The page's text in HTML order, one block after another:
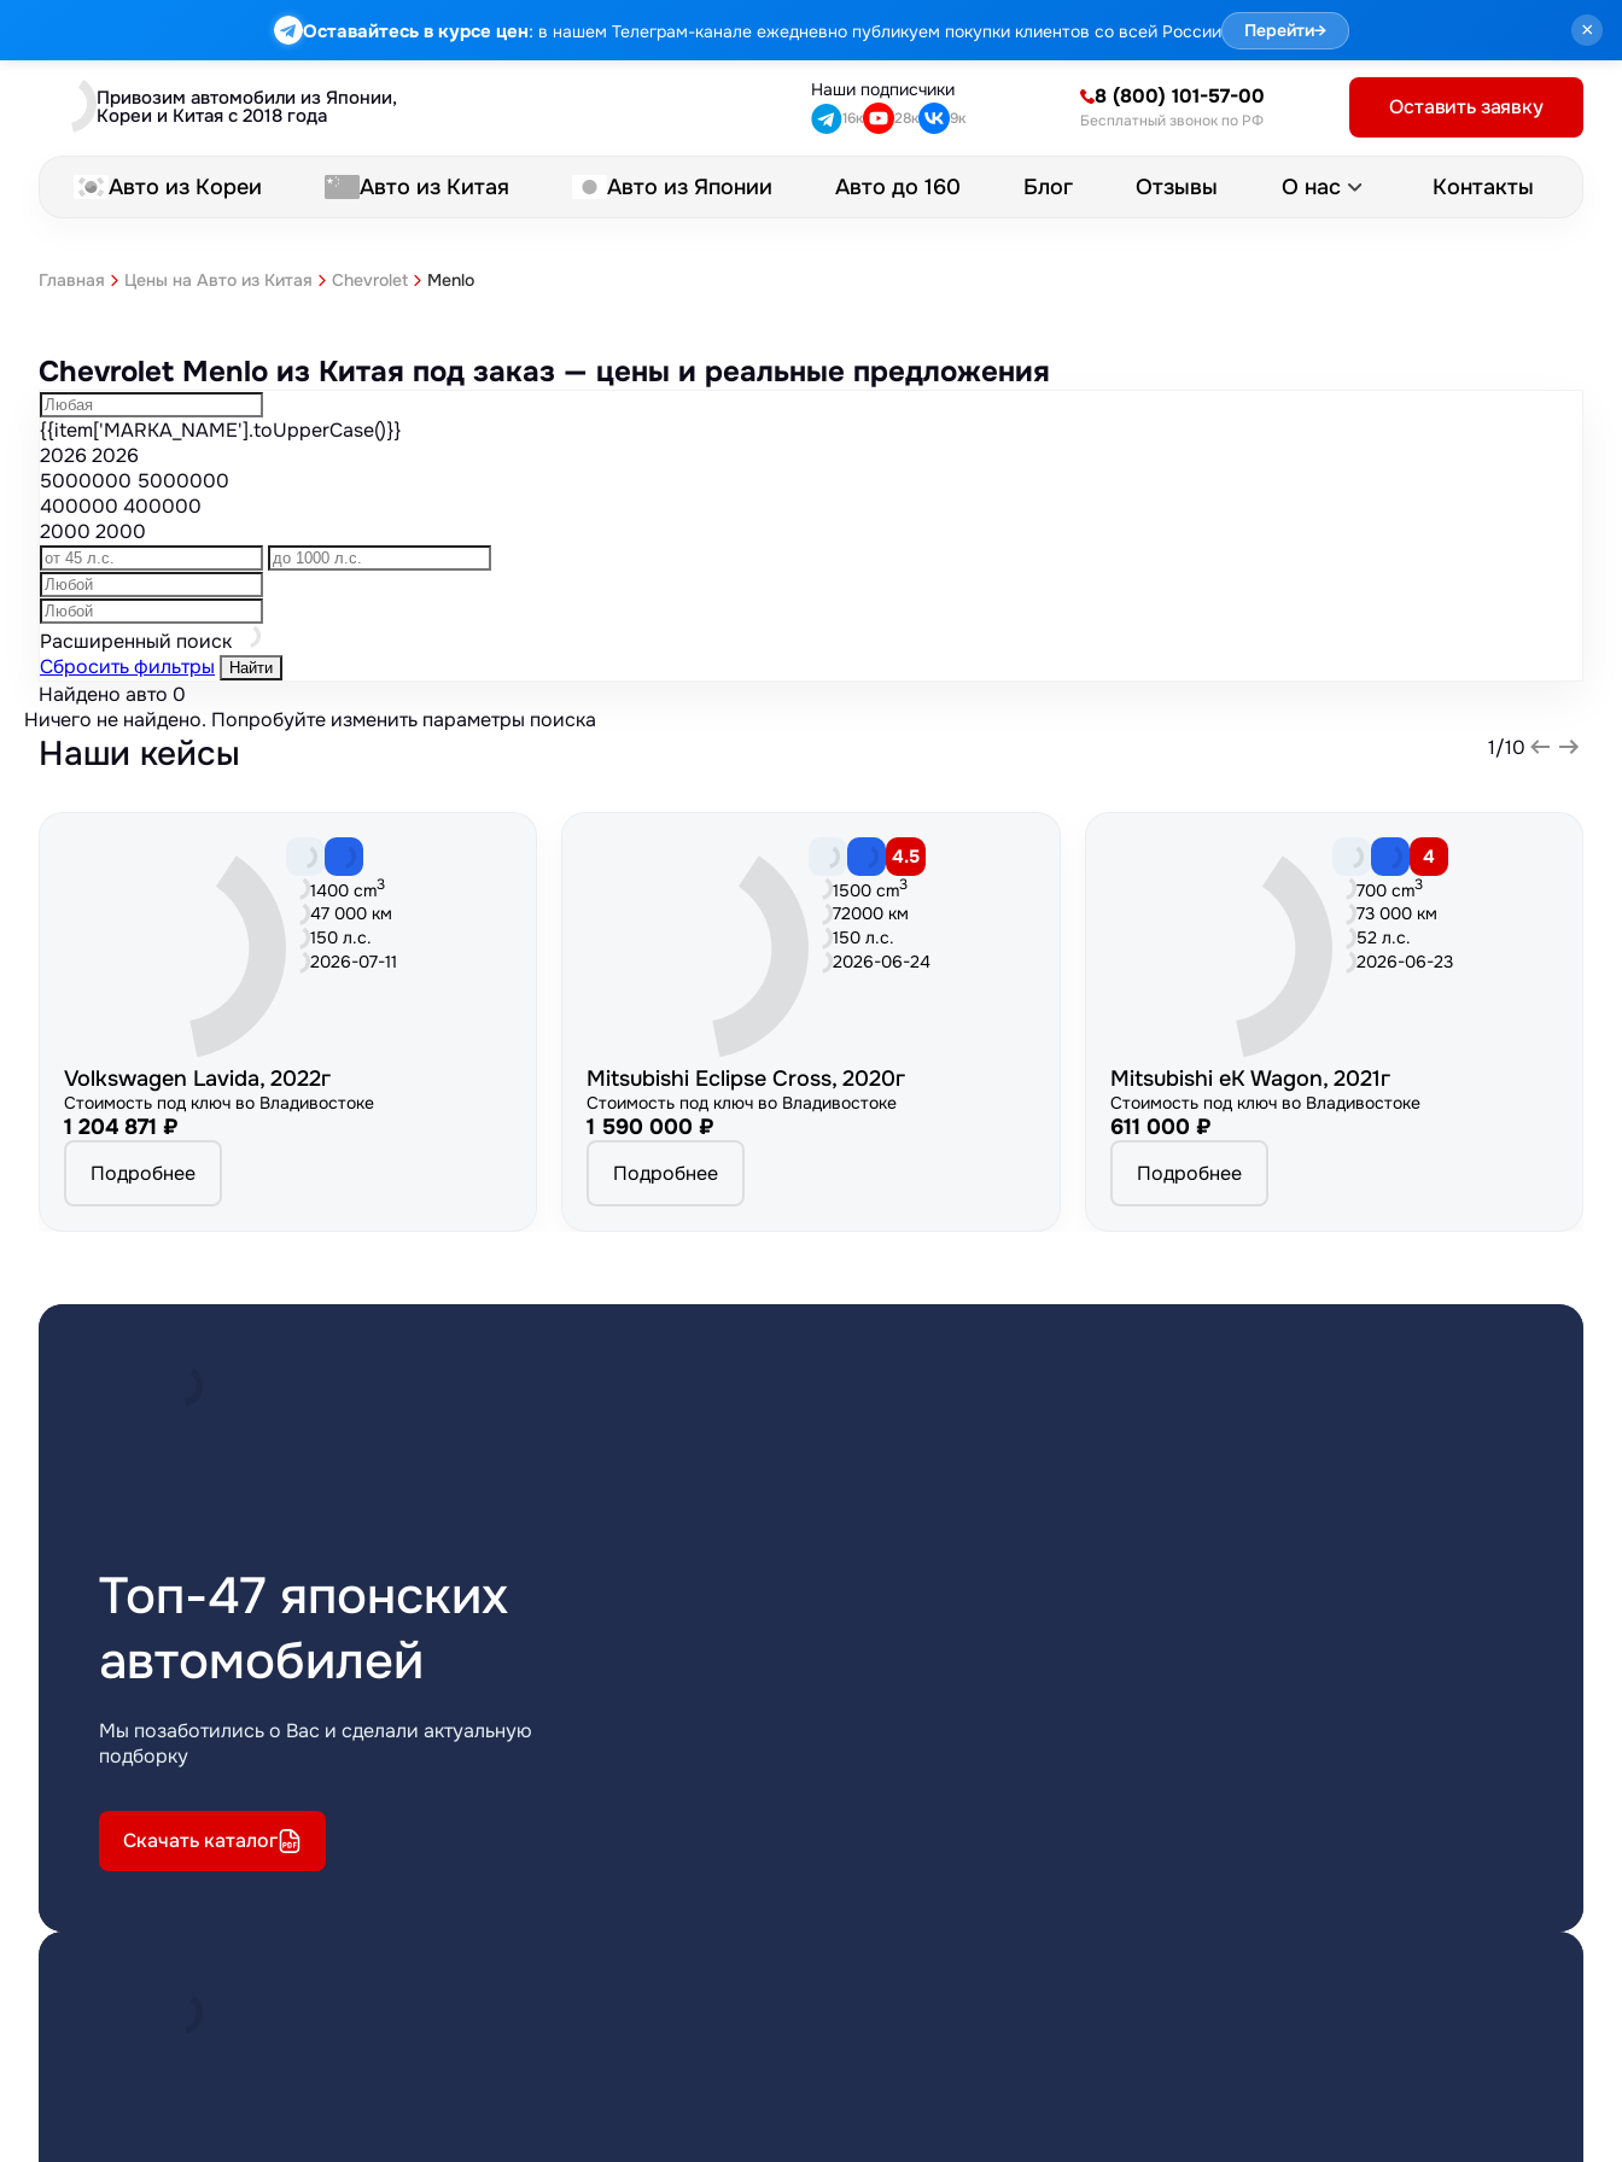
Оставайтесь в курсе цен: в нашем Телеграм-канале ежедневно публикуем покупки клиентов со всей России Перейти→ ×
Привозим автомобили из Японии,
Кореи и Китая с 2018 года
Наши подписчики
16к 28к 9к
8 (800) 101-57-00
Бесплатный звонок по РФ
Оставить заявку
Авто из Кореи Авто из Китая Авто из Японии Авто до 160 Блог Отзывы О нас Контакты
Главная Цены на Авто из Китая Chevrolet Menlo
Chevrolet Menlo из Китая под заказ — цены и реальные предложения
{{item['MARKA_NAME'].toUpperCase()}}
2026 2026
5000000 5000000
400000 400000
2000 2000
Расширенный поиск
Сбросить фильтры
Найти
Найдено авто 0
Ничего не найдено. Попробуйте изменить параметры поиска
Наши кейсы 1/10
1400 cm3
47 000 км
150 л.с.
2026-07-11
Volkswagen Lavida, 2022г
Стоимость под ключ во Владивостоке
1 204 871 ₽
Подробнее
4.5
1500 cm3
72000 км
150 л.с.
2026-06-24
Mitsubishi Eclipse Cross, 2020г
Стоимость под ключ во Владивостоке
1 590 000 ₽
Подробнее
4
700 cm3
73 000 км
52 л.с.
2026-06-23
Mitsubishi eK Wagon, 2021г
Стоимость под ключ во Владивостоке
611 000 ₽
Подробнее
Топ-47 японских
автомобилей
Мы позаботились о Вас и сделали актуальную
подборку
Скачать каталог